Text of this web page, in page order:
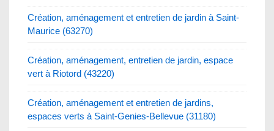
Création, aménagement et entretien de jardin à Saint-
Maurice (63270)
Création, aménagement, entretien de jardin, espace
vert à Riotord (43220)
Création, aménagement et entretien de jardins,
espaces verts à Saint-Genies-Bellevue (31180)